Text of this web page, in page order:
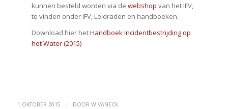
kunnen besteld worden via dewebshop van het IFV,
te vinden onder IFV, Leidraden en handboeken.
Download hier hetHandboek Incidentbestrijding op
het Water (2015)
1 OKTOBER 2015 / DOOR W.VANECK